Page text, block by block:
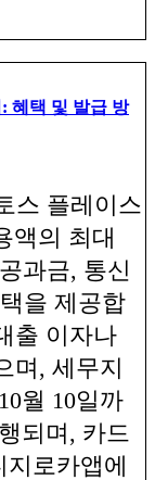
: 혜택 및 발급 방
스 플레이스
액의 최대
과금, 통신
을 제공합
출 이자나
며, 세무지
월 10일까
되며, 카드
로카앱에